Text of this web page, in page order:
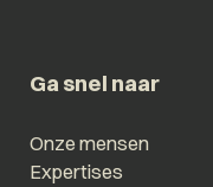
Ga snel naar
Onze mensen
Expertises